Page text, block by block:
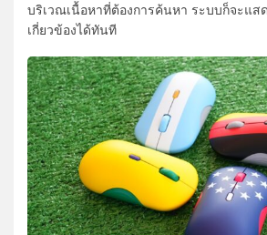
บริเวณเนื้อหาที่ต้องการค้นหา ระบบก็จะแส
เกี่ยวข้องได้ทันที